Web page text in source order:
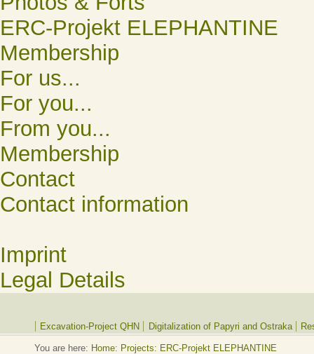
ERC-Projekt ELEPHANTINE
Membership
For us...
For you...
From you...
Membership
Contact
Contact information
Imprint
Legal Details
Excavation-Project QHN Digitalization of Papyri and Ostraka
You are here: Home: Projects: ERC-Projekt ELEPHANTINE